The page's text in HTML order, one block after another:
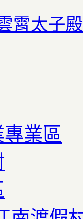
霄太子殿
業區